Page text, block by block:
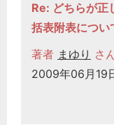
Re: どちらが正
括表附表につい
著者 まゆり さ
2009年06月19